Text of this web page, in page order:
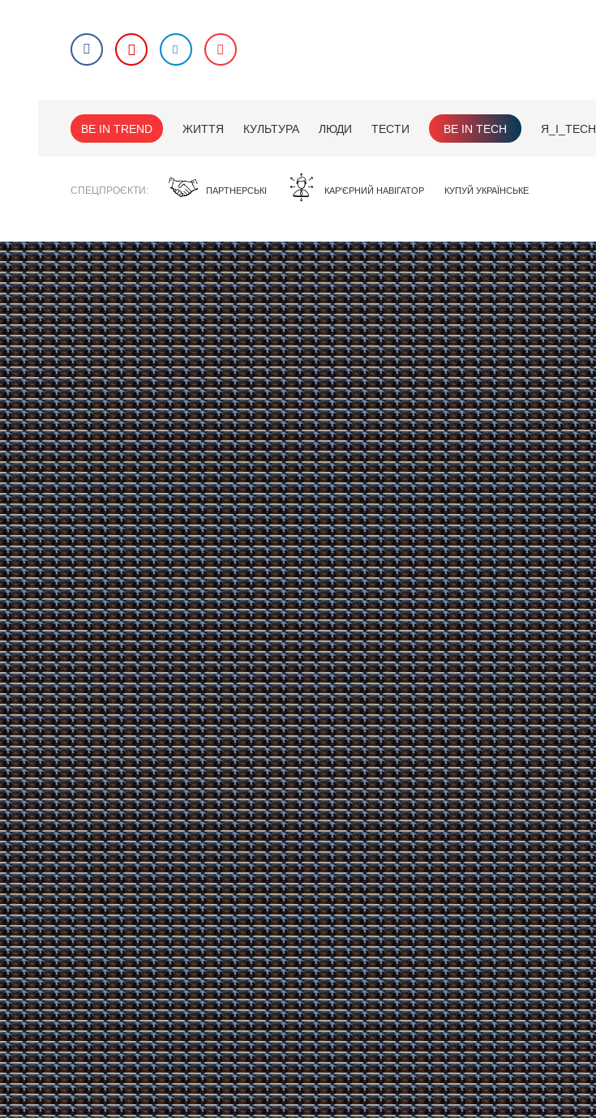
BE IN TREND ЖИТТЯ КУЛЬТУРА ЛЮДИ ТЕСТИ BE IN TECH Я_І_TECH
СПЕЦПРОЄКТИ ПАРТНЕРСЬКІ КАР'ЄРНИЙ НАВІГАТОР КУПУЙ УКРАЇНСЬКЕ